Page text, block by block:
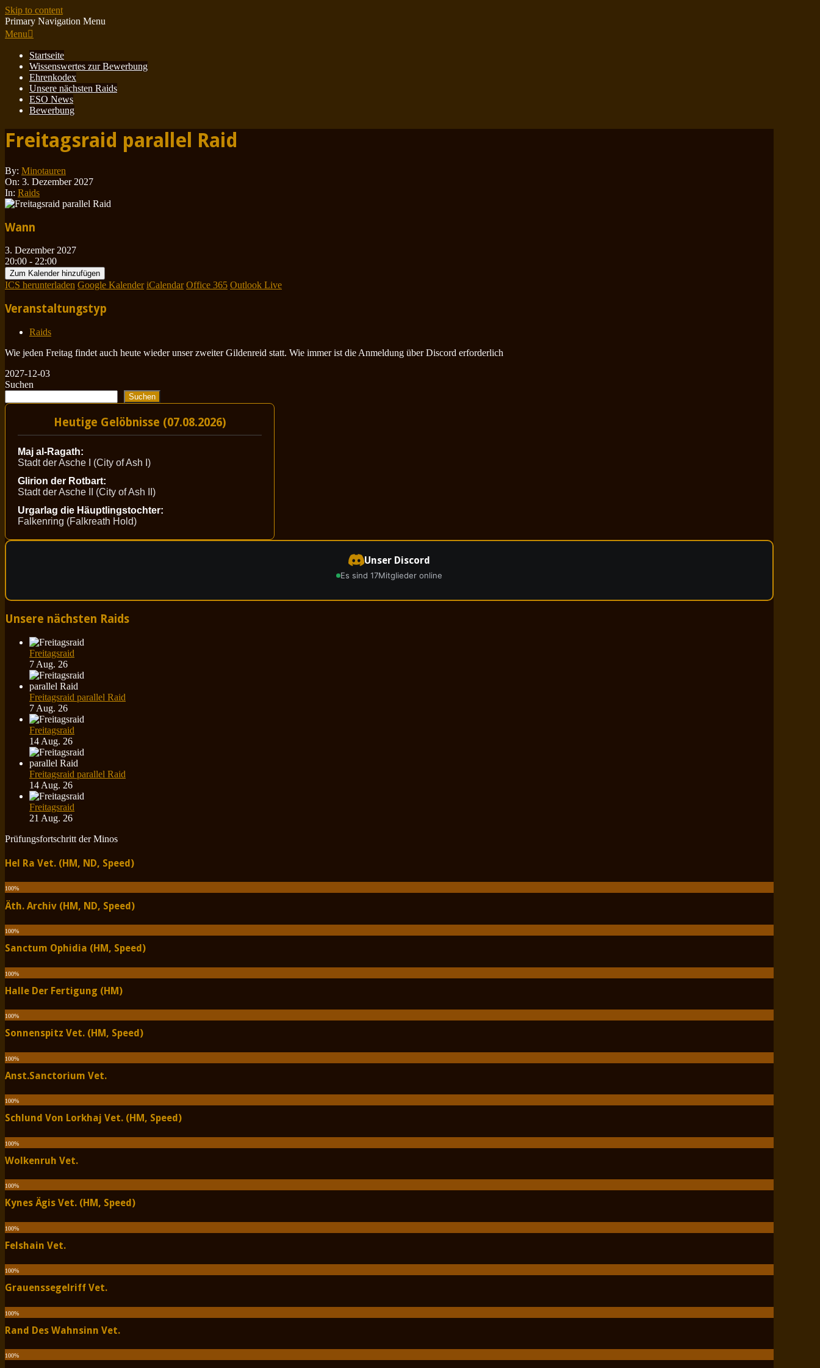
Skip to content
Primary Navigation Menu
Menu
Startseite
Wissenswertes zur Bewerbung
Ehrenkodex
Unsere nächsten Raids
ESO News
Bewerbung
Freitagsraid parallel Raid
By: Minotauren
On: 3. Dezember 2027
In: Raids
Wann
3. Dezember 2027
20:00 - 22:00
Zum Kalender hinzufügen
ICS herunterladen Google Kalender iCalendar Office 365 Outlook Live
Veranstaltungstyp
Raids
Wie jeden Freitag findet auch heute wieder unser zweiter Gildenreid statt. Wie immer ist die Anmeldung über Discord erforderlich
2027-12-03
Suchen
Suchen
Heutige Gelöbnisse (07.08.2026)
Maj al-Ragath:
Stadt der Asche I (City of Ash I)
Glirion der Rotbart:
Stadt der Asche II (City of Ash II)
Urgarlag die Häuptlingstochter:
Falkenring (Falkreath Hold)
Unser Discord
Es sind 17Mitglieder online
Unsere nächsten Raids
Freitagsraid
7 Aug. 26
Freitagsraid parallel Raid
7 Aug. 26
Freitagsraid
14 Aug. 26
Freitagsraid parallel Raid
14 Aug. 26
Freitagsraid
21 Aug. 26
Prüfungsfortschritt der Minos
Hel Ra Vet. (HM, ND, Speed)
100%
Äth. Archiv (HM, ND, Speed)
100%
Sanctum Ophidia (HM, Speed)
100%
Halle Der Fertigung (HM)
100%
Sonnenspitz Vet. (HM, Speed)
100%
Anst.Sanctorium Vet.
100%
Schlund Von Lorkhaj Vet. (HM, Speed)
100%
Wolkenruh Vet.
100%
Kynes Ägis Vet. (HM, Speed)
100%
Felshain Vet.
100%
Grauenssegelriff Vet.
100%
Rand Des Wahnsinn Vet.
100%